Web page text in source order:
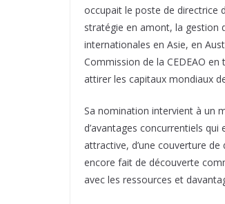
occupait le poste de directrice
stratégie en amont, la gestion
internationales en Asie, en
Commission de la CEDEAO
attirer les capitaux mondiaux
Sa nomination intervient à un
d’avantages concurrentiels
attractive, d’une couverture
encore fait de découverte
avec les ressources et